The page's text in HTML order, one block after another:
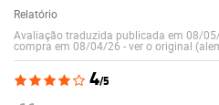
Relatório
Avaliação traduzida publicada em 08/
compra em 08/04/26 -ver o original
4/5